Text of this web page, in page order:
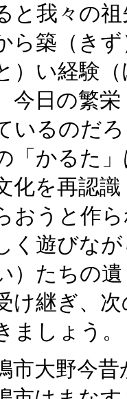
と我々の
ら築（き
）い経験
今日の繁
いるのだ
「かるた
化を再認
おうと作
く遊びな
）たちの
け継ぎ、
ましょう。
市大野今